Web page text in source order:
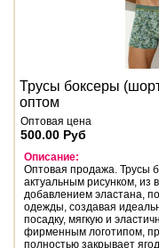
Трусы боксеры
оптом
Оптовая цена
500.00 Руб
Описание:
Оптовая продажа. Трусы
актуальным рисунком, из
добавлением эластана,
одежды, создавая
посадку, мягкую и
фирменным логотипом,
полностью закрывает